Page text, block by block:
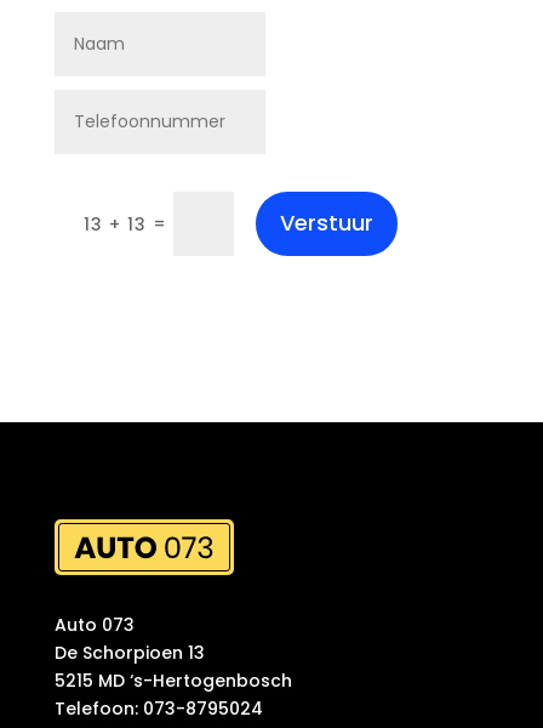
13 + 13 = Verstuur
Auto 073
De Schorpioen 13
5215 MD ‘s-Hertogenbosch
Telefoon: 073-8795024